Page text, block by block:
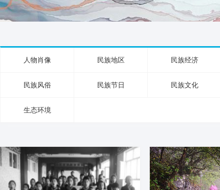
人物肖像 民族地区 民族经济
民族风俗 民族节日 民族文化
生态环境